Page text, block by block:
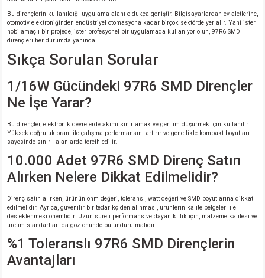
Bu dirençlerin kullanıldığı uygulama alanı oldukça geniştir. Bilgisayarlardan ev aletlerine,
otomotiv elektroniğinden endüstriyel otomasyona kadar birçok sektörde yer alır. Yani ister
hobi amaçlı bir projede, ister profesyonel bir uygulamada kullanıyor olun, 97R6 SMD
dirençleri her durumda yanında.
Sıkça Sorulan Sorular
1/16W Gücündeki 97R6 SMD Dirençler
Ne İşe Yarar?
Bu dirençler, elektronik devrelerde akımı sınırlamak ve gerilim düşürmek için kullanılır.
Yüksek doğruluk oranı ile çalışma performansını artırır ve genellikle kompakt boyutları
sayesinde sınırlı alanlarda tercih edilir.
10.000 Adet 97R6 SMD Direnç Satın
Alırken Nelere Dikkat Edilmelidir?
Direnç satın alırken, ürünün ohm değeri, toleransı, watt değeri ve SMD boyutlarına dikkat
edilmelidir. Ayrıca, güvenilir bir tedarikçiden alınması, ürünlerin kalite belgeleri ile
desteklenmesi önemlidir. Uzun süreli performans ve dayanıklılık için, malzeme kalitesi ve
üretim standartları da göz önünde bulundurulmalıdır.
%1 Toleranslı 97R6 SMD Dirençlerin
Avantajları